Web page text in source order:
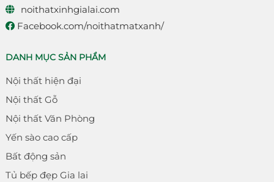
noithatxinhgialai.com
Facebook.com/noithatmatxanh/
DANH MỤC SẢN PHẨM
Nội thất hiện đại
Nội thất Gỗ
Nội thất Văn Phòng
Yến sào cao cấp
Bất động sản
Tủ bếp đẹp Gia lai